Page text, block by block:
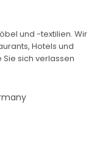
und -textilien. Wir
Hotels und
sich verlassen